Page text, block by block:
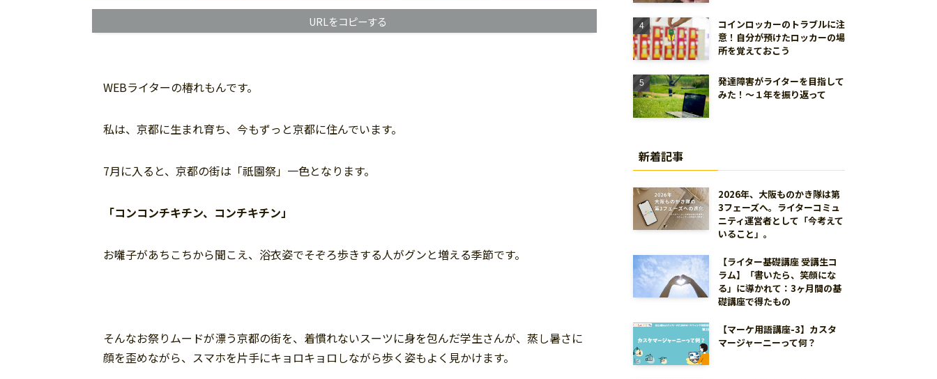
URLをコピーする
WEBライターの椿れもんです。
私は、京都に生まれ育ち、今もずっと京都に住んでいます。
7月に入ると、京都の街は「祇園祭」一色となります。
「コンコンチキチン、コンチキチン」
お囃子があちこちから聞こえ、浴衣姿でそぞろ歩きする人がグンと増える季節です。
そんなお祭りムードが漂う京都の街を、着慣れないスーツに身を包んだ学生さんが、蒸し暑さに
顔を歪めながら、スマホを片手にキョロキョロしながら歩く姿もよく見かけます。
コインロッカーのトラブルに注
意！自分が預けたロッカーの場
所を覚えておこう
発達障害がライターを目指して
みた！～１年を振り返って
新着記事
2026年、大阪ものかき隊は第
3フェーズへ。ライターコミュ
ニティ運営者として「今考えて
いること」。
【ライター基礎講座 受講生コ
ラム】「書いたら、笑顔にな
る」に導かれて：3ヶ月間の基
礎講座で得たもの
【マーケ用語講座-3】カスタ
マージャーニーって何？